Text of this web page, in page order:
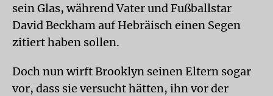
sein Glas, während Vater und Fußballstar
David Beckham auf Hebräisch einen Segen
zitiert haben sollen.
Doch nun wirft Brooklyn seinen Eltern sogar
vor, dass sie versucht hätten, ihn vor der